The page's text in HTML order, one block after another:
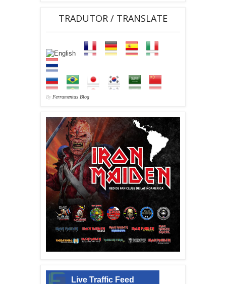
TRADUTOR / TRANSLATE
By Ferramentas Blog
Live Traffic Feed